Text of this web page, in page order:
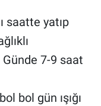
saatte yatıp
Günde 7-9 saat
bol gün ışığı